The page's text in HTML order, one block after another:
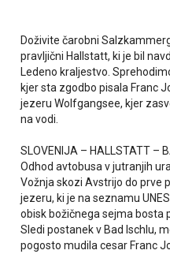
Doživite čarobni
pravljični Hallstatt, ki je bil
Ledeno kraljestvo.
kjer sta zgodbo pisala Franc
jezeru Wolfgangsee, kjer
na vodi.
SLOVENIJA – HALLSTATT –
Odhod avtobusa v jutranjih
Vožnja skozi Avstrijo do prve
jezeru, ki je na seznamu
obisk božičnega sejma bosta
Sledi postanek v Bad Ischlu,
pogosto mudila cesar Franc